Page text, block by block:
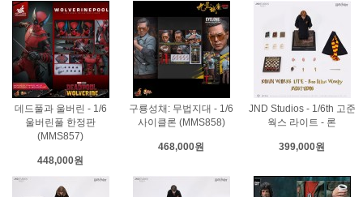
데드풀과 울버린 - 1/6
울버린풀 한정판
(MMS857)
448,000원
구룡성채: 무법지대 - 1/6
사이클론 (MMS858)
468,000원
JND Studios - 1/6th 고준
웍스 라이트 - 론
399,000원